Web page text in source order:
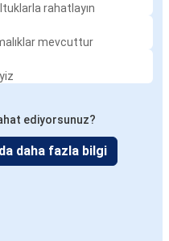
rahatlayın
mevcuttur
ediyorsunuz?
daha fazla bilgi